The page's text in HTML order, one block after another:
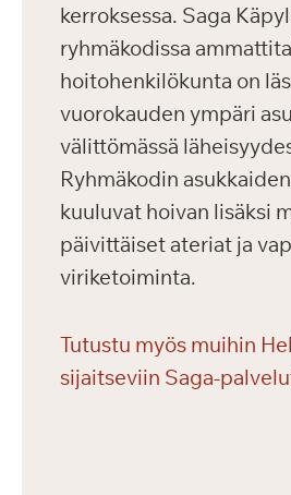
kerroksessa. Saga
ryhmäkodissa
hoitohenkilökunta on
vuorokauden ympäri
välittömässä
Ryhmäkodin
kuuluvat hoivan lisäksi
päivittäiset ateriat ja
viriketoiminta.
Tutustu myös muihin
sijaitseviin Saga-